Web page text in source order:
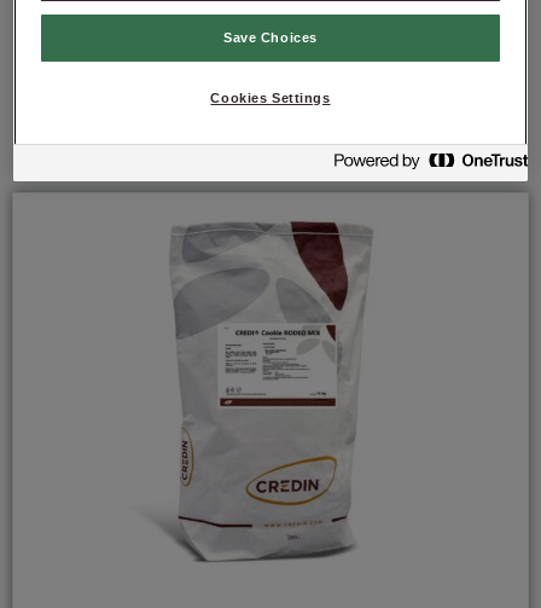
Polecane produkty
Save Choices
Cookies Settings